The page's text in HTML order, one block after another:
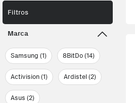
Filtros
Marca
Samsung (1) 8BitDo (14)
Activision (1) Ardistel (2)
Asus (2)